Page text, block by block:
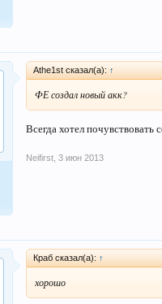
Athe1st сказал(а): ↑
ФЕ создал новый акк?
Всегда хотел
Neifirst 3 июн 2013
Краб сказал(а): ↑
хорошо